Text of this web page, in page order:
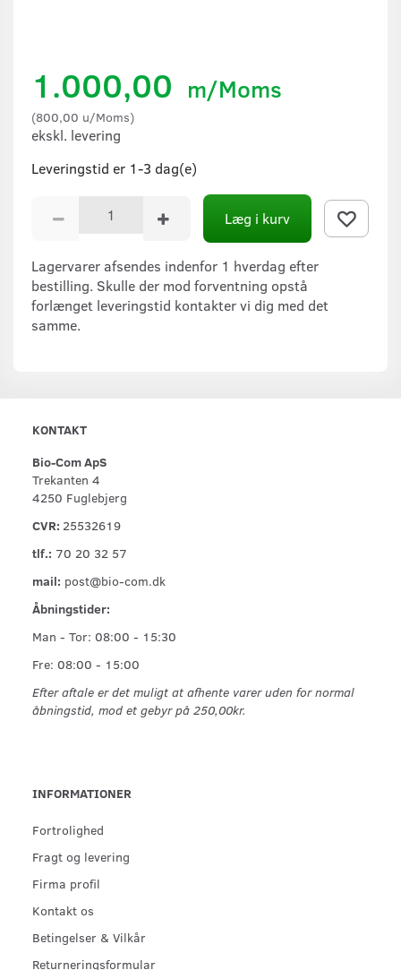
1.000,00 m/Moms
(800,00 u/Moms)
ekskl. levering
Leveringstid er 1-3 dag(e)
Læg i kurv
Lagervarer afsendes indenfor 1 hverdag efter
bestilling. Skulle der mod forventning opstå
forlænget leveringstid kontakter vi dig med det
samme.
KONTAKT
Bio-Com ApS
Trekanten 4
4250 Fuglebjerg
CVR: 25532619
tlf.: 70 20 32 57
mail: post@bio-com.dk
Åbningstider:
Man - Tor: 08:00 - 15:30
Fre: 08:00 - 15:00
Efter aftale er det muligt at afhente varer uden for normal
åbningstid, mod et gebyr på 250,00kr.
INFORMATIONER
Fortrolighed
Fragt og levering
Firma profil
Kontakt os
Betingelser & Vilkår
Returneringsformular